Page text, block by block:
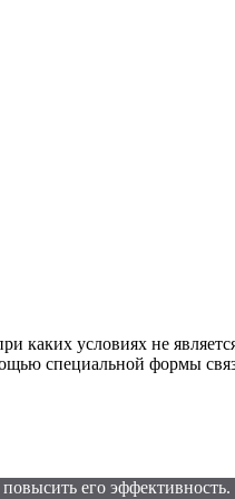
каких условиях не
специальной формы
его